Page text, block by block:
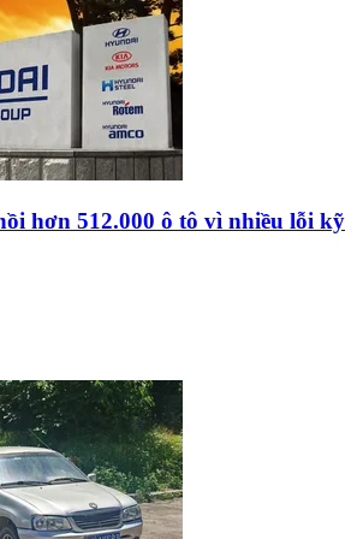
hơn 512.000 ô tô vì nhiều lỗi kỹ